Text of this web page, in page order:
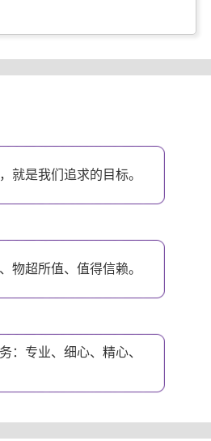
就是我们追求的目标。
物超所值、值得信赖。
：专业、细心、精心、